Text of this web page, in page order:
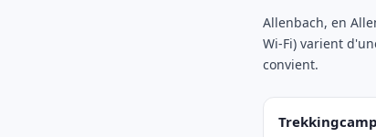
Allenbach, en
Wi-Fi) varient
convient.